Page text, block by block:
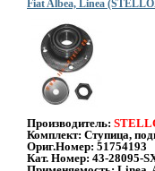
Fiat Albea, Linea
Производитель:
Комплект: Ступица,
Ориг.Номер: 51754193
Кат. Номер: 43-28095-